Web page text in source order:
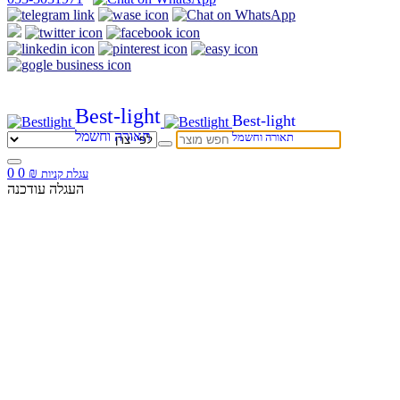
Best-light
תאורה וחשמל
Best-light
תאורה וחשמל
0 עגלת קניות ₪
0
העגלה עודכנה